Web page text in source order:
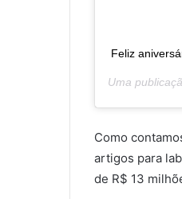
Feliz
Uma
Como
artigos para
de R$ 13